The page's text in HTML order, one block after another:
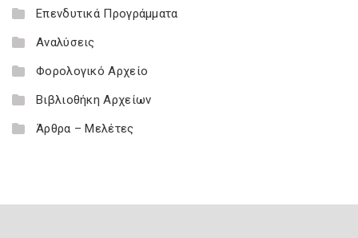
Επενδυτικά Προγράμματα
Αναλύσεις
Φορολογικό Αρχείο
Βιβλιοθήκη Αρχείων
Άρθρα – Μελέτες